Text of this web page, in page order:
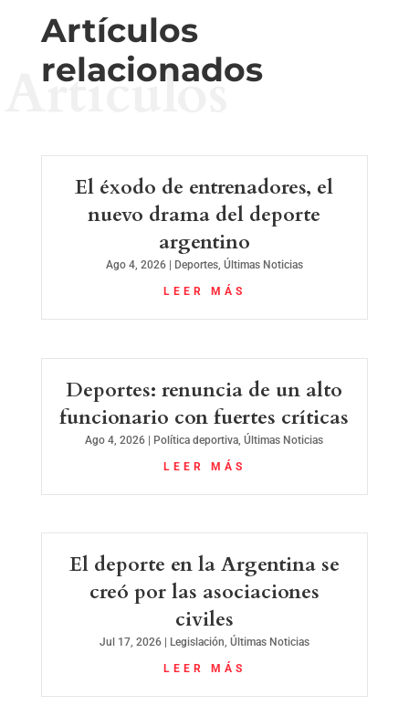
Artículos
relacionados
Artículos
El éxodo de entrenadores, el
nuevo drama del deporte
argentino
Ago 4, 2026| Deportes, Últimas Noticias
LEER MÁS
Deportes: renuncia de un alto
funcionario con fuertes críticas
Ago 4, 2026 | Política deportiva ,Últimas Noticias
LEER MÁS
El deporte en la Argentina se
creó por las asociaciones
civiles
Jul 17, 2026| Legislación, Últimas Noticias
LEER MÁS